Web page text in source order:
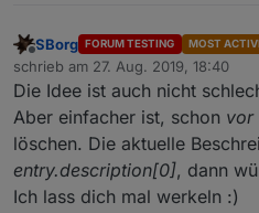
Offline
SBorg FORUM TESTING MOST
schrieb am 27. Aug. 2019, 18:40
zuletzt editiert von
Die Idee ist auch nicht
Aber einfacher ist, schon vor
löschen. Die aktuelle
entry.description[0], dann
Ich lass dich mal werkeln :)